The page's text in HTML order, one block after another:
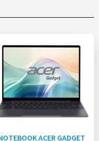
ACER GADGET